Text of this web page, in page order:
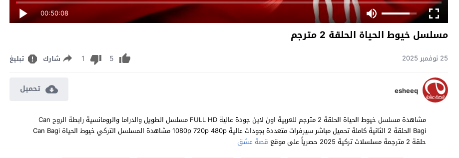
00:50:08
مسلسل خيوط الحياة الحلقة 2 مترجم
25 نوفمبر 2025 5
1 شارك تبليغ
esheeq تحميل
مشاهدة مسلسل خيوط الحياة الحلقة 2 مترجم للعربية اون لاين جودة عالية FULL HD مسلسل الطويل والدراما والرومانسية رابطة الروح Can
Bagi الحلقة 2 الثانية كاملة تحميل مباشر سيرفرات متعددة بجودات عالية 1080p 720p 480p مشاهدة المسلسل التركي خيوط الحياة Can Bagi
حلقة 2 مترجمة مسلسلات تركية 2025 حصرياً على موقع
قصة عشق